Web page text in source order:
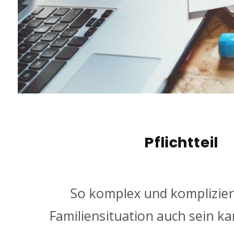
Pflichtteil
So komplex und
Familiensituation auch sein